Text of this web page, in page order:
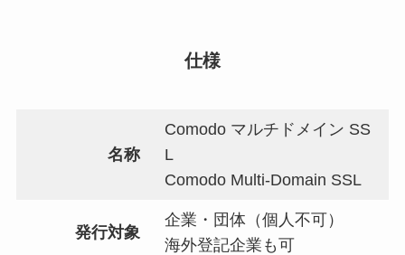
仕様
名称
Comodo マルチドメイン SS
L
Comodo Multi-Domain SSL
発行対象
企業・団体（個人不可）
海外登記企業も可